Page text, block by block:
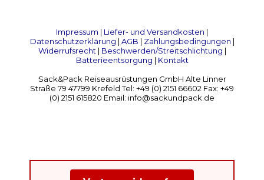
Impressum | Liefer- und Versandkosten |
Datenschutzerklärung | AGB | Zahlungsbedingungen |
Widerrufsrecht| Beschwerden/Streitschlichtung |
Batterieentsorgung | Kontakt
Sack&Pack Reiseausrüstungen GmbH Alte Linner
Straße 79 47799 Krefeld Tel: +49 (0) 2151 66602 Fax: +49
(0) 2151 615820 Email: info@sackundpack.de